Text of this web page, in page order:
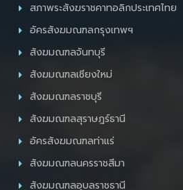
สภาพระสังฆราชคาทอลิกประเทศไทย
อัครสังฆมณฑลกรุงเทพฯ
สังฆมณฑลจันทบุรี
สังฆมณฑลเชียงใหม่
สังฆมณฑลราชบุรี
สังฆมณฑลสุราษฎร์ธานี
อัครสังฆมณฑลท่าแร่
สังฆมณฑลนครราชสีมา
สังฆมณฑลอุบลราชธานี